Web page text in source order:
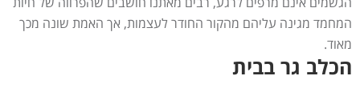
הגשמים אינם מרפים לרגע, רבים מאתנו חושבים שהפרווה של חיות
המחמד מגינה עליהם מהקור החודר לעצמות, אך האמת שונה מכך
מאוד.
הכלב גר בבית